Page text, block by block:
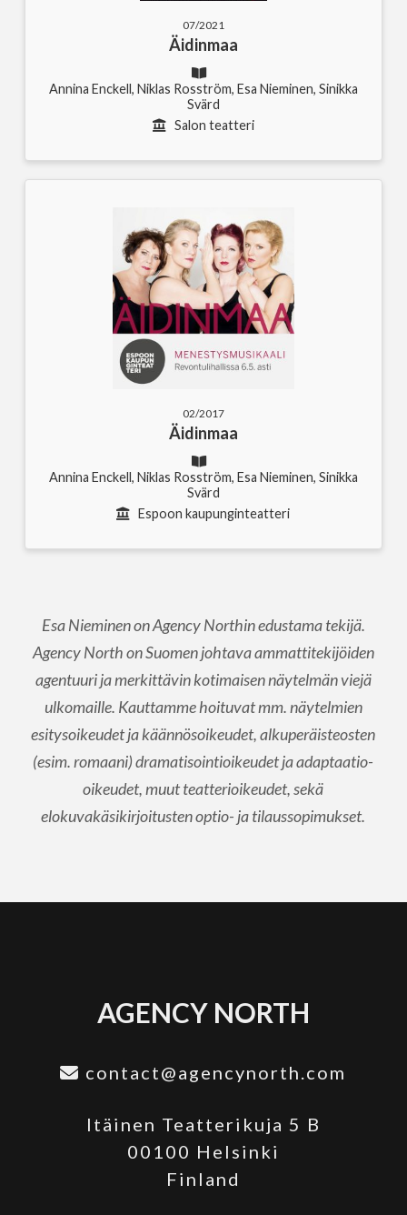
07/2021
Äidinmaa
Annina Enckell, Niklas Rosström, Esa Nieminen, Sinikka
Svärd
Salon teatteri
02/2017
Äidinmaa
Annina Enckell, Niklas Rosström, Esa Nieminen, Sinikka
Svärd
Espoon kaupunginteatteri
Esa Nieminen on Agency Northin edustama tekijä.
Agency North on Suomen johtava ammattitekijöiden
agentuuri ja merkittävin kotimaisen näytelmän viejä
ulkomaille. Kauttamme hoituvat mm. näytelmien
esitysoikeudet ja käännösoikeudet, alkuperäisteosten
(esim. romaani) dramatisointioikeudet ja adaptaatio-
oikeudet, muut teatterioikeudet, sekä
elokuvakäsikirjoitusten optio- ja tilaussopimukset.
AGENCY NORTH
contact@agencynorth.com
Itäinen Teatterikuja 5 B
00100 Helsinki
Finland